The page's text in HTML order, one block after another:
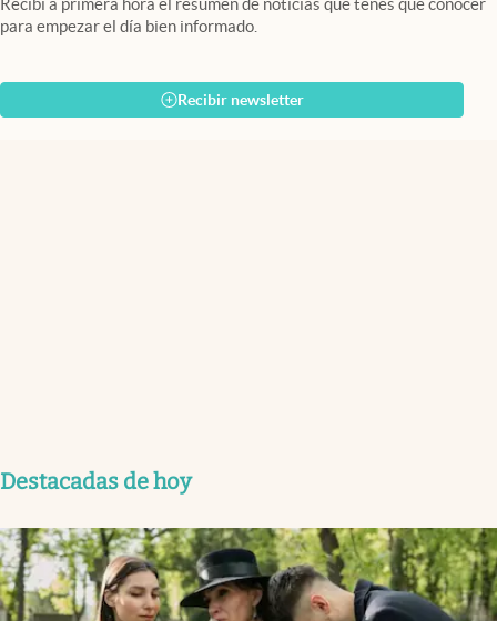
Recibí a primera hora el resumen de noticias que tenés que conocer
para empezar el día bien informado.
Recibir newsletter
Destacadas de hoy